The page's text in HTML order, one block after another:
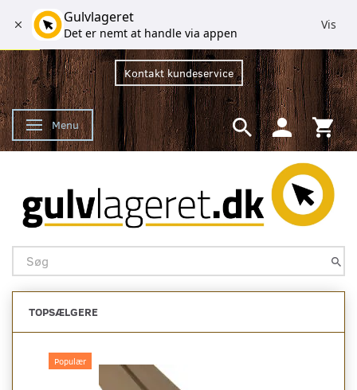
Kontakt kundeservice
Skifte navigation
Menu
TOPSÆLGERE
Populær
Gulvlageret
Det er nemt at handle via appen
Vis